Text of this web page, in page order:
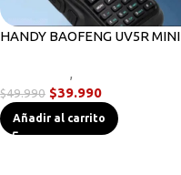
HANDY BAOFENG UV5R MINI
,
$49.990 $39.990
Añadir al carrito